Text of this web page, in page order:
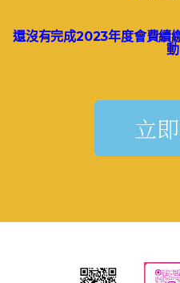
還沒有完成2023年度會費續
動
立